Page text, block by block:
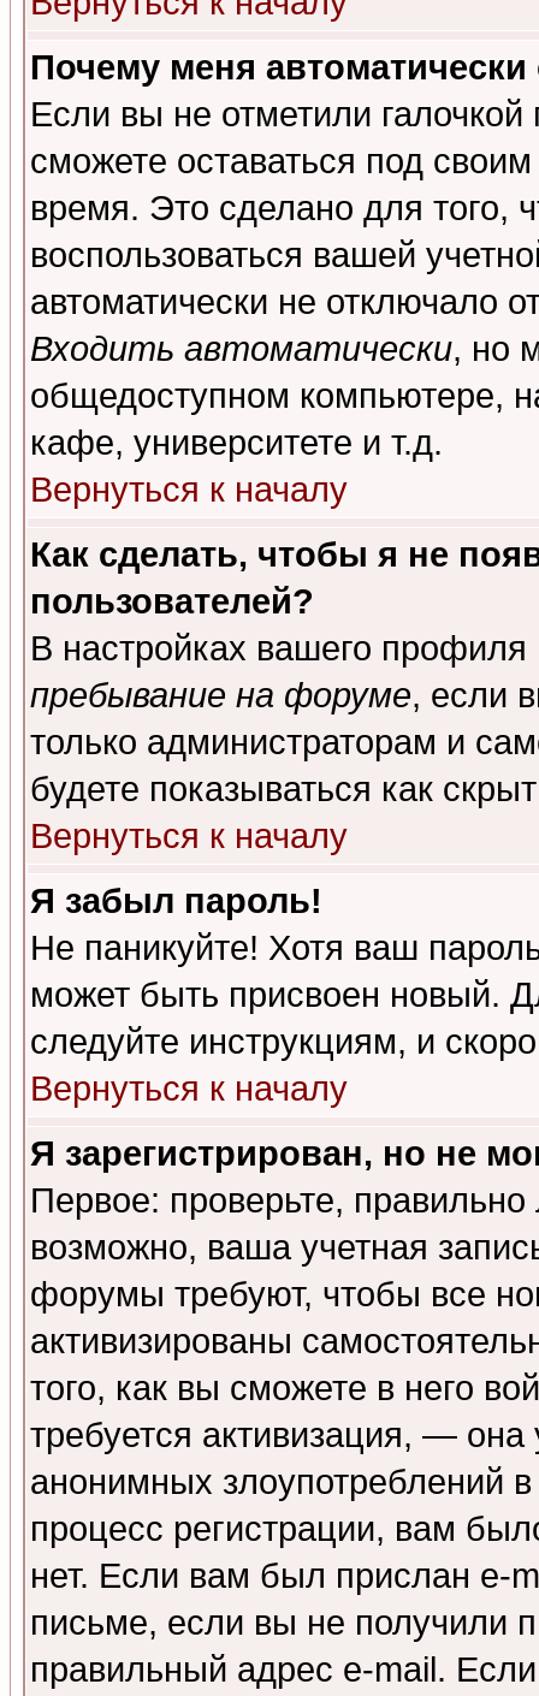
Почему меня автоматически
Если вы не отметили галочкой
сможете оставаться под
время. Это сделано для того,
воспользоваться вашей
автоматически не отключало
Входить автоматически, но
общедоступном компьютере,
кафе, университете и т.д.
Вернуться к началу
Как сделать, чтобы я не
пользователей?
В настройках вашего
пребывание на форуме, если
только администраторам и
будете показываться как
Вернуться к началу
Я забыл пароль!
Не паникуйте! Хотя ваш
может быть присвоен новый.
следуйте инструкциям, и
Вернуться к началу
Я зарегистрирован, но не
Первое: проверьте,
возможно, ваша учетная
форумы требуют, чтобы все
активизированы
того, как вы сможете в него
требуется активизация, —
анонимных злоупотреблений
процесс регистрации, вам
нет. Если вам был прислан e-
письме, если вы не получили
правильный адрес e-mail.